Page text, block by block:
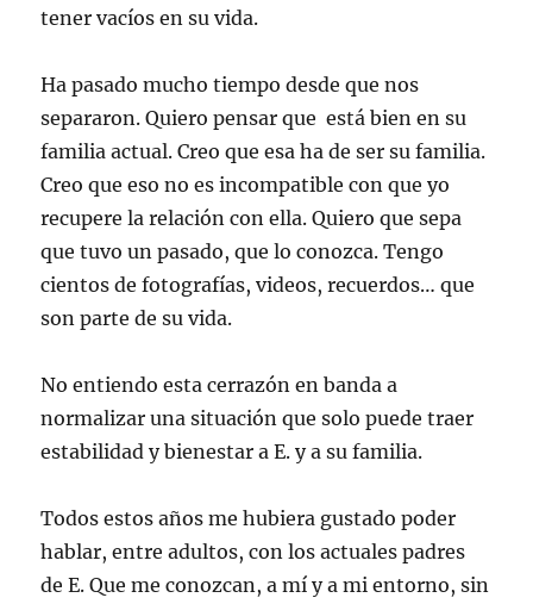
tener vacíos en su vida.
Ha pasado mucho tiempo desde que nos
separaron. Quiero pensar que está bien en su
familia actual. Creo que esa ha de ser su familia.
Creo que eso no es incompatible con que yo
recupere la relación con ella. Quiero que sepa
que tuvo un pasado, que lo conozca. Tengo
cientos de fotografías, videos, recuerdos… que
son parte de su vida.
No entiendo esta cerrazón en banda a
normalizar una situación que solo puede traer
estabilidad y bienestar a E. y a su familia.
Todos estos años me hubiera gustado poder
hablar, entre adultos, con los actuales padres
de E. Que me conozcan, a mí y a mi entorno, sin